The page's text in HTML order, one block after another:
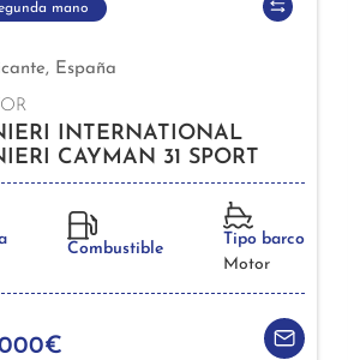
mano
España
INTERNATIONAL
CAYMAN 31 SPORT
2020
Combustible
Tipo barco
Motor